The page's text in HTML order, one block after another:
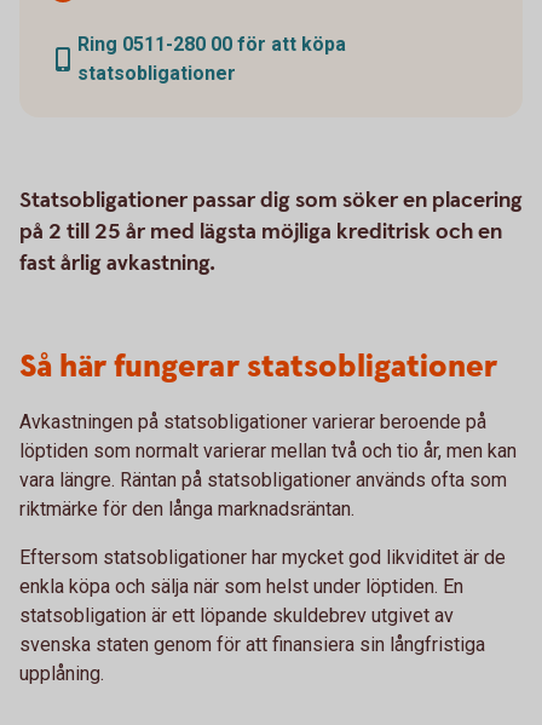
Ring 0511-280 00 för att köpa
statsobligationer
Statsobligationer passar dig som söker en placering
på 2 till 25 år med lägsta möjliga kreditrisk och en
fast årlig avkastning.
Så här fungerar statsobligationer
Avkastningen på statsobligationer varierar beroende på
löptiden som normalt varierar mellan två och tio år, men kan
vara längre. Räntan på statsobligationer används ofta som
riktmärke för den långa marknadsräntan.
Eftersom statsobligationer har mycket god likviditet är de
enkla köpa och sälja när som helst under löptiden. En
statsobligation är ett löpande skuldebrev utgivet av
svenska staten genom för att finansiera sin långfristiga
upplåning.